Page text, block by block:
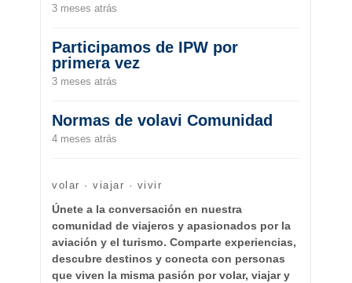
3 meses atrás
Participamos de IPW por
primera vez
3 meses atrás
Normas de volavi Comunidad
4 meses atrás
volar · viajar · vivir
Únete a la conversación en nuestra
comunidad de viajeros y apasionados por la
aviación y el turismo. Comparte experiencias,
descubre destinos y conecta con personas
que viven la misma pasión por volar, viajar y